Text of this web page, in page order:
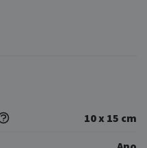
10 x 15 cm